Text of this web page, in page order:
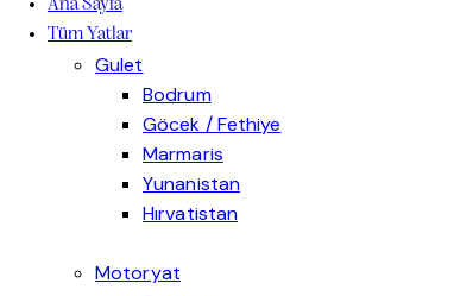
Ana Sayfa
Tüm Yatlar
Gulet
Gulet kategorimizi keşfederek keyifli ve konforlu bir mavi yolculuk için size en
Bodrum
Bodrum guleti seçenekleri, Ege’nin eşsiz koylarını konforlu ve keyifli
Göcek / Fethiye
Göcek tekne kiralama seçenekleri, doğayla iç içe, sakin ve keyifli bir
Marmaris
Marmaris kiralık tekne seçenekleri, Ege’nin en keyifli rotalarında
Yunanistan
Yunanistan tekne turu, Ege’nin büyüleyici adalarını, berrak koylarını
Hırvatistan
Motoryat